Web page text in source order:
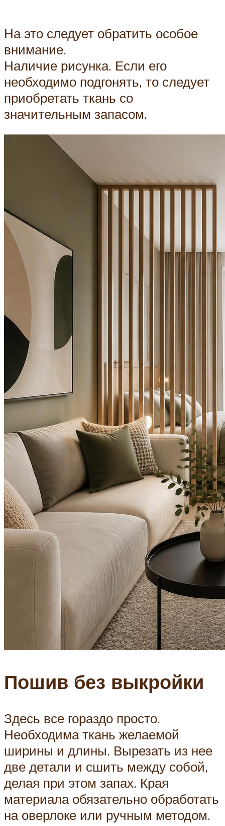
На это следует обратить особое
внимание.
Наличие рисунка. Если его
необходимо подгонять, то следует
приобретать ткань со
значительным запасом.
Пошив без выкройки
Здесь все гораздо просто.
Необходима ткань желаемой
ширины и длины. Вырезать из нее
две детали и сшить между собой,
делая при этом запах. Края
материала обязательно обработать
на оверлоке или ручным методом.